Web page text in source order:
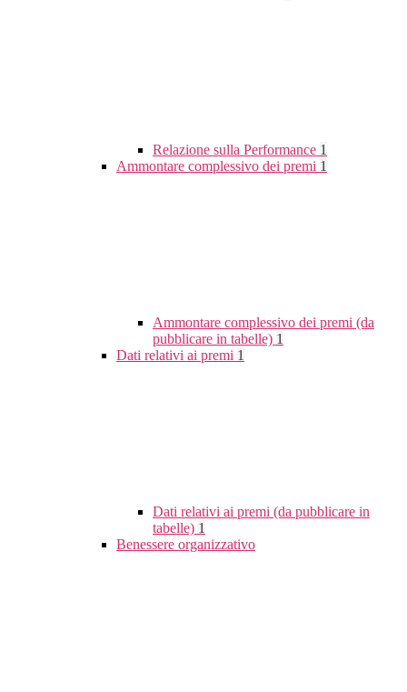
Relazione sulla Performance 1
Ammontare complessivo dei premi 1
Ammontare complessivo dei premi (da
pubblicare in tabelle) 1
Dati relativi ai premi 1
Dati relativi ai premi (da pubblicare in
tabelle) 1
Benessere organizzativo